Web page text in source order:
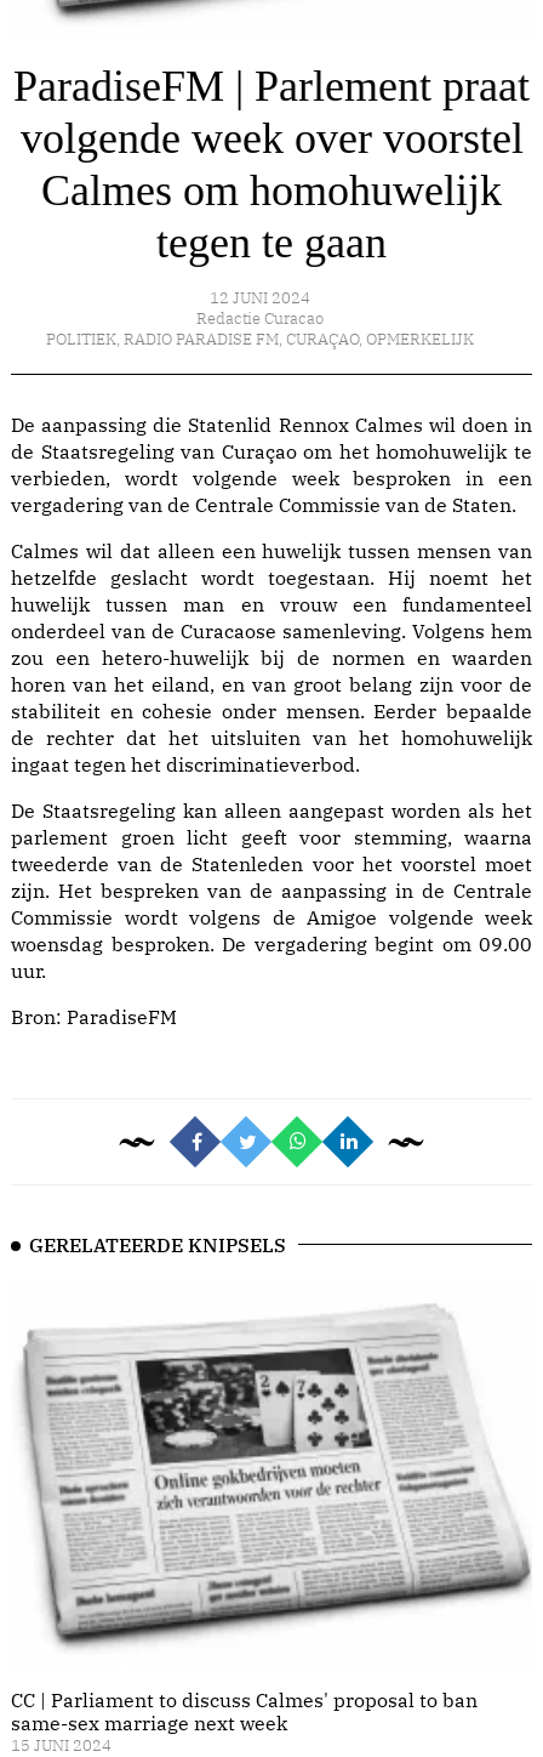
ParadiseFM | Parlement praat
volgende week over voorstel
Calmes om homohuwelijk
tegen te gaan
12 JUNI 2024
Redactie Curacao
POLITIEK, RADIO PARADISE FM, CURAÇAO, OPMERKELIJK
De aanpassing die Statenlid Rennox Calmes wil doen in
de Staatsregeling van Curaçao om het homohuwelijk te
verbieden, wordt volgende week besproken in een
vergadering van de Centrale Commissie van de Staten.
Calmes wil dat alleen een huwelijk tussen mensen van
hetzelfde geslacht wordt toegestaan. Hij noemt het
huwelijk tussen man en vrouw een fundamenteel
onderdeel van de Curacaose samenleving. Volgens hem
zou een hetero-huwelijk bij de normen en waarden
horen van het eiland, en van groot belang zijn voor de
stabiliteit en cohesie onder mensen. Eerder bepaalde
de rechter dat het uitsluiten van het homohuwelijk
ingaat tegen het discriminatieverbod.
De Staatsregeling kan alleen aangepast worden als het
parlement groen licht geeft voor stemming, waarna
tweederde van de Statenleden voor het voorstel moet
zijn. Het bespreken van de aanpassing in de Centrale
Commissie wordt volgens de Amigoe volgende week
woensdag besproken. De vergadering begint om 09.00
uur.
Bron: ParadiseFM
GERELATEERDE KNIPSELS
CC | Parliament to discuss Calmes' proposal to ban
same-sex marriage next week
15 JUNI 2024